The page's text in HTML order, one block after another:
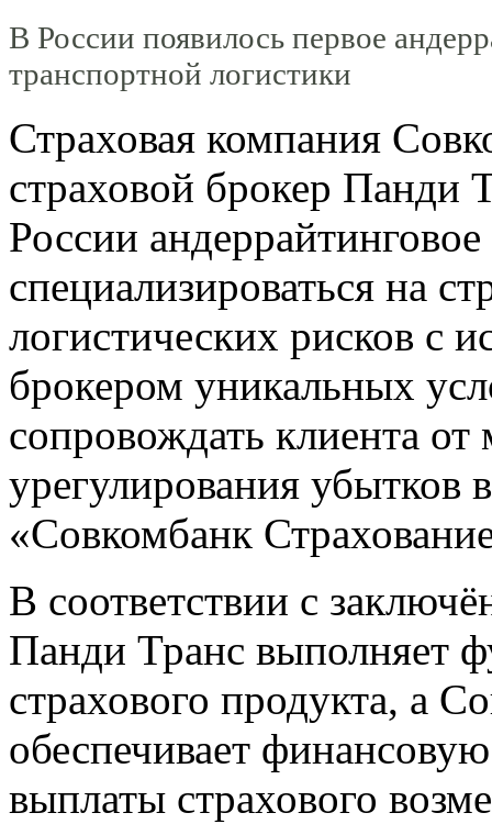
В России появилось первое
транспортной логистики
Страховая компания
страховой брокер Панди
России андеррайтинговое
специализироваться на
логистических рисков с
брокером уникальных
сопровождать клиента
урегулирования убытков
«Совкомбанк
В соответствии с
Панди Транс выполняет
страхового продукта, а
обеспечивает
выплаты страхового